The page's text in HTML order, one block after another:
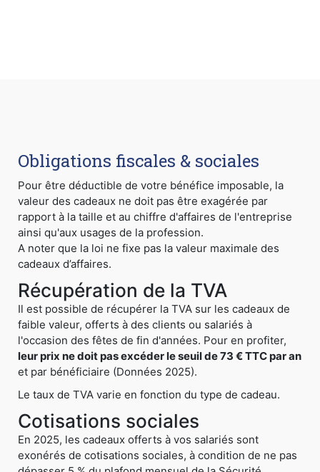
Obligations fiscales & sociales
Pour être déductible de votre bénéfice imposable, la
valeur des cadeaux ne doit pas être exagérée par
rapport à la taille et au chiffre d'affaires de l'entreprise
ainsi qu'aux usages de la profession.
A noter que la loi ne fixe pas la valeur maximale des
cadeaux d’affaires.
Récupération de la TVA
Il est possible de récupérer la TVA sur les cadeaux de
faible valeur, offerts à des clients ou salariés à
l'occasion des fêtes de fin d'années. Pour en profiter,
leur prix ne doit pas excéder le seuil de 73 € TTC par an
et par bénéficiaire (Données 2025).
Le taux de TVA varie en fonction du type de cadeau.
Cotisations sociales
En 2025, les cadeaux offerts à vos salariés sont
exonérés de cotisations sociales, à condition de ne pas